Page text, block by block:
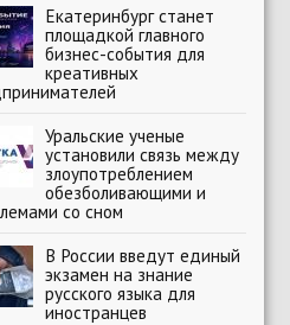
Екатеринбург станет
площадкой главного
бизнес-события для
креативных
Уральские ученые
установили связь между
злоупотреблением
обезболивающими и
со сном
В России введут единый
экзамен на знание
русского языка для
иностранцев